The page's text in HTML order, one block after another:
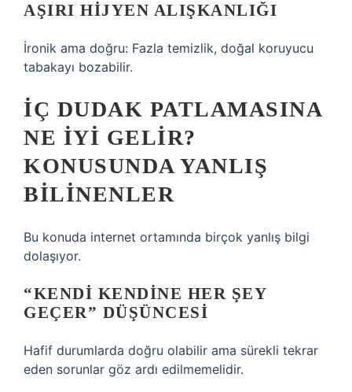
AŞIRI HIJYEN ALIŞKANLIĞI
İronik ama doğru: Fazla temizlik, doğal koruyucu
tabakayı bozabilir.
İÇ DUDAK PATLAMASINA
NE IYI GELIR?
KONUSUNDA YANLIŞ
BILINENLER
Bu konuda internet ortamında birçok yanlış bilgi
dolaşıyor.
“KENDI KENDINE HER ŞEY
GEÇER” DÜŞÜNCESI
Hafif durumlarda doğru olabilir ama sürekli tekrar
eden sorunlar göz ardı edilmemelidir.